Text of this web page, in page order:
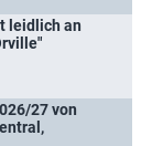
leidlich an
27 von